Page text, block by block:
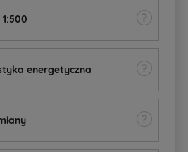
energetyczna